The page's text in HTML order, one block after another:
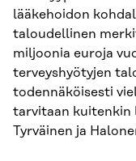
lääkehoidon
taloudellinen
miljoonia euroja
terveyshyötyjen
todennäköisesti
tarvitaan kuitenkin
Tyrväinen ja